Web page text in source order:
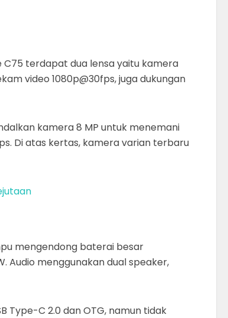
terdapat dua lensa yaitu kamera
video 1080p@30fps, juga dukungan
kamera 8 MP untuk menemani
Di atas kertas, kamera varian terbaru
mengendong baterai besar
Audio menggunakan dual speaker,
Type-C 2.0 dan OTG, namun tidak